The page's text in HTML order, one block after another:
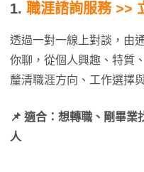
1. 職涯諮詢服務 >>
透過一對一線上對談，由
你聊，從個人興趣、特質
釐清職涯方向、工作選擇
📌 適合：想轉職、剛畢業
人